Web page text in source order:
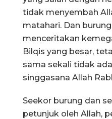
tidak menyembah
matahari. Dan
menceritakan
Bilqis yang besar,
sama sekali tidak
singgasana Allah
Seekor burung dan
petunjuk oleh Allah,